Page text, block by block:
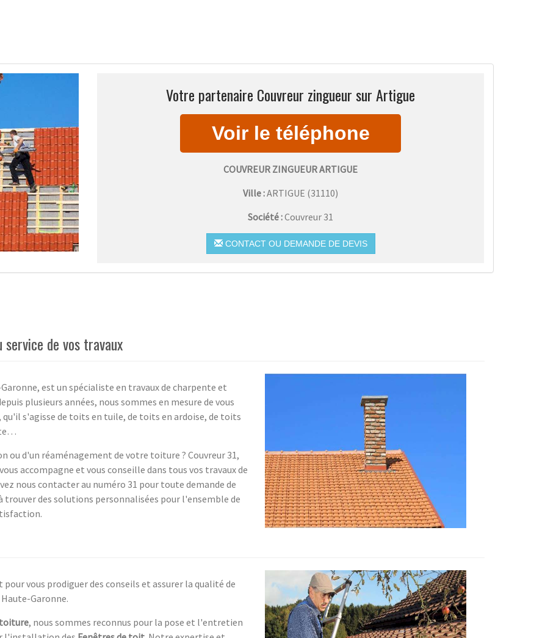
Votre partenaire Couvreur zingueur sur Artigue
COUVREUR ZINGUEUR ARTIGUE
Ville :ARTIGUE (31110)
Société :Couvreur 31
CONTACT OU DEMANDE DE DEVIS
service de vos travaux
est un spécialiste en travaux de charpente et
plusieurs années, nous sommes en mesure de vous
s'agisse de toits en tuile, de toits en ardoise, de toits
ou d'un réaménagement de votre toiture ? Couvreur 31,
accompagne et vous conseille dans tous vos travaux de
nous contacter au numéro 31 pour toute demande de
trouver des solutions personnalisées pour l'ensemble de
vous prodiguer des conseils et assurer la qualité de
Garonne.
toiture, nous sommes reconnus pour la pose et l'entretien